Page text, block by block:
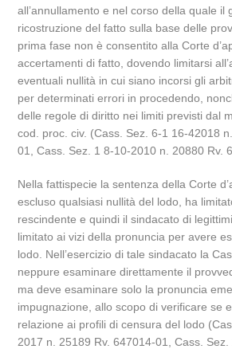
all’annullamento e nel corso della quale il
ricostruzione del fatto sulla base delle
prima fase non è consentito alla Corte
accertamenti di fatto, dovendo limitarsi
eventuali nullità in cui siano incorsi gli
per determinati errori in procedendo,
delle regole di diritto nei limiti previsti dal
cod. proc. civ. (Cass. Sez. 6-1 16-42018
01, Cass. Sez. 1 8-10-2010 n. 20880 Rv.
Nella fattispecie la sentenza della Corte
escluso qualsiasi nullità del lodo, ha
rescindente e quindi il sindacato di
limitato ai vizi della pronuncia per avere
lodo. Nell’esercizio di tale sindacato la
neppure esaminare direttamente il
ma deve esaminare solo la pronuncia
impugnazione, allo scopo di verificare se
relazione ai profili di censura del lodo
2017 n. 25189 Rv. 647014-01, Cass. Sez.